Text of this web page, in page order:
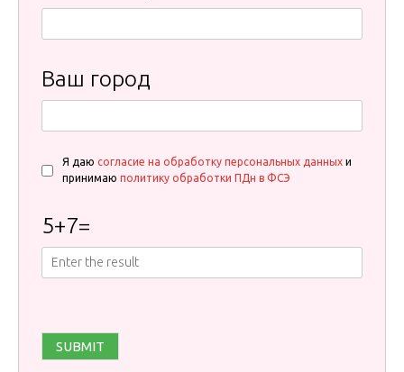
Ваш город
Я даю согласие на обработку персональных данных и
принимаю политику обработки ПДн в ФСЭ
5+7=